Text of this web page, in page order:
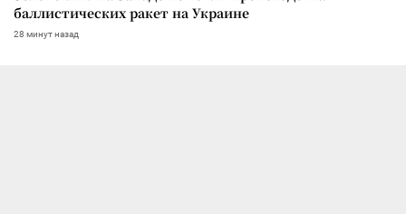
баллистических ракет на Украине
28 минут назад